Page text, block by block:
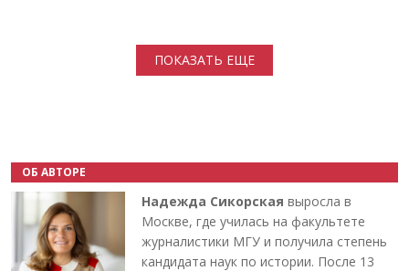
ПОКАЗАТЬ ЕЩЕ
ОБ АВТОРЕ
Надежда Сикорская выросла в
Москве, где училась на факультете
журналистики МГУ и получила степень
кандидата наук по истории. После 13